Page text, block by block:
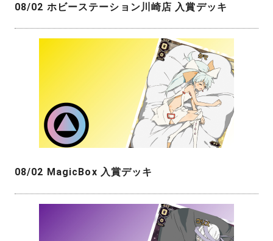
08/02 ホビーステーション川崎店 入賞デッキ
08/02 MagicBox 入賞デッキ